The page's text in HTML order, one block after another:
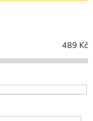
489 Kč